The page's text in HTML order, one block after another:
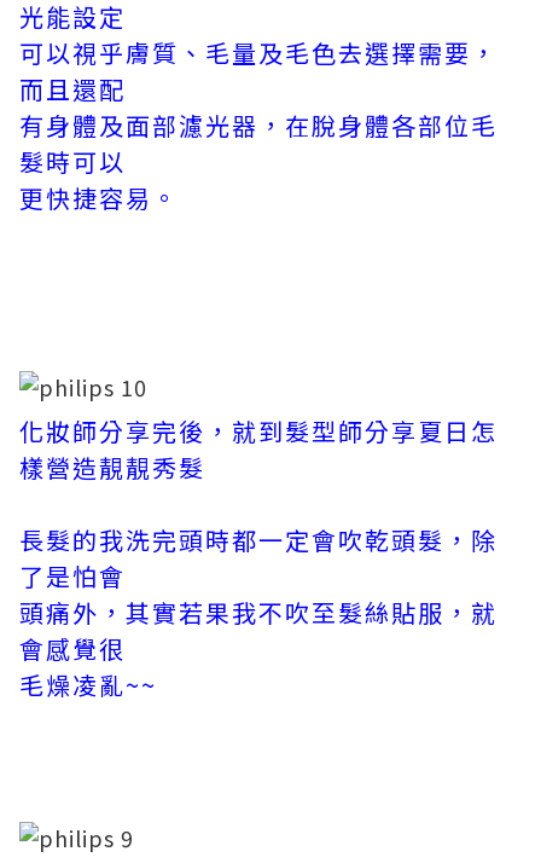
光能設定
可以視乎膚質、毛量及毛色去選擇需要，
而且還配
有身體及面部濾光器，在脫身體各部位毛
髮時可以
更快捷容易。
化妝師分享完後，就到髮型師分享夏日怎
樣營造靚靚秀髮
長髮的我洗完頭時都一定會吹乾頭髮，除
了是怕會
頭痛外，其實若果我不吹至髮絲貼服，就
會感覺很
毛燥凌亂~~